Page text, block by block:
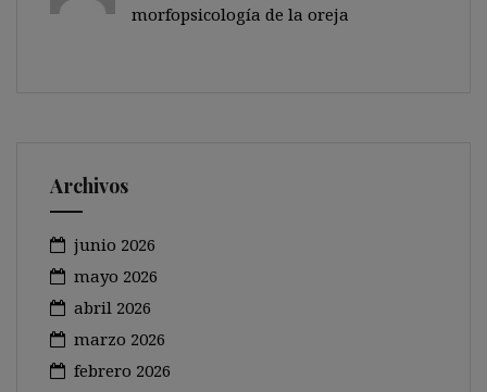
morfopsicología de la oreja
Archivos
junio 2026
mayo 2026
abril 2026
marzo 2026
febrero 2026